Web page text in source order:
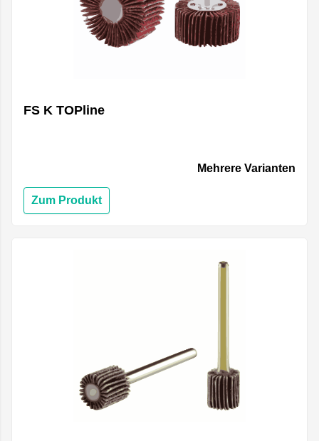
FS K TOPline
Mehrere Varianten
Zum Produkt